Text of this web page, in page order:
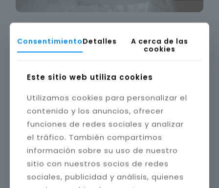
ConsentimientoDetalles
A cerca de las
cookies
Este sitio web utiliza cookies
Utilizamos cookies para personalizar el
contenido y los anuncios, ofrecer
funciones de redes sociales y analizar
el tráfico. También compartimos
información sobre su uso de nuestro
sitio con nuestros socios de redes
sociales, publicidad y análisis, quienes